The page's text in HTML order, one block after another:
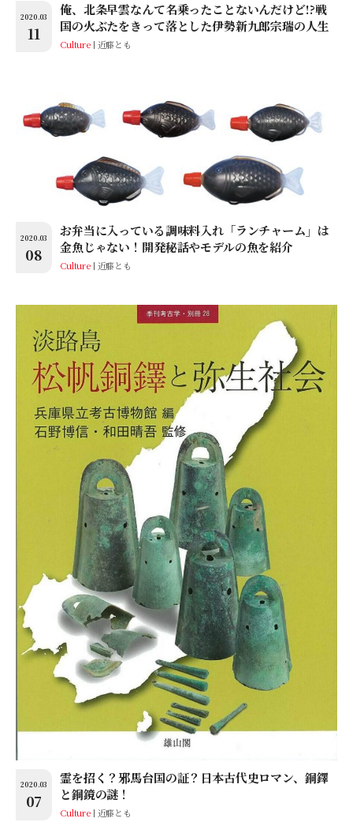
2020.03
11
俺、北条早雲なんて名乗ったことないんだけど!?戦
国の火ぶたをきって落とした伊勢新九郎宗瑞の人生
Culture 近藤とも
2020.03
08
お弁当に入っている調味料入れ「ランチャーム」は
金魚じゃない！開発秘話やモデルの魚を紹介
Culture 近藤とも
2020.03
07
霊を招く？邪馬台国の証？日本古代史ロマン、銅鐸
と銅鏡の謎！
Culture 近藤とも